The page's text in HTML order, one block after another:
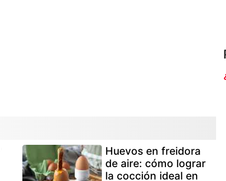
Huevos en freidora
de aire: cómo lograr
la cocción ideal en